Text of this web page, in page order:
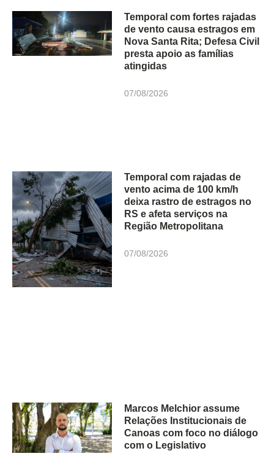
Temporal com fortes rajadas
de vento causa estragos em
Nova Santa Rita; Defesa Civil
presta apoio as famílias
atingidas
07/08/2026
Temporal com rajadas de
vento acima de 100 km/h
deixa rastro de estragos no
RS e afeta serviços na
Região Metropolitana
07/08/2026
Marcos Melchior assume
Relações Institucionais de
Canoas com foco no diálogo
com o Legislativo